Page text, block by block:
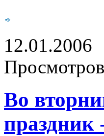
12.01.2006
Во
праздник